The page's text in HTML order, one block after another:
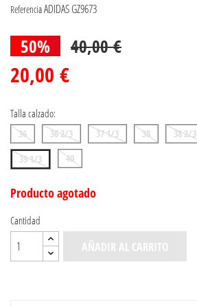
ReferenciaADIDAS GZ9673
50% 40,00 €
20,00 €
Talla calzado:
36 36 2/3 37 1/3 38
38 2/3
39 1/3
40
Producto agotado
Cantidad
AÑADIR AL CARRITO